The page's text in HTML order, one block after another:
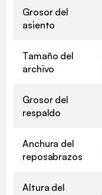
Grosor del
asiento
Tamaño del
archivo
Grosor del
respaldo
Anchura del
reposabrazos
Altura del